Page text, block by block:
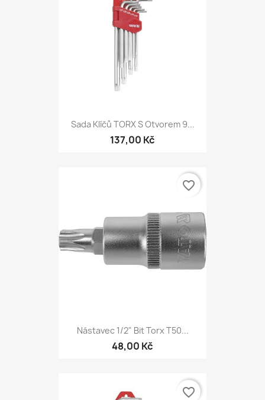
Sada Klíčů TORX S Otvorem 9...
137,00 Kč
Nástavec 1/2" Bit Torx T50...
48,00 Kč
favorite_border
favorite_border